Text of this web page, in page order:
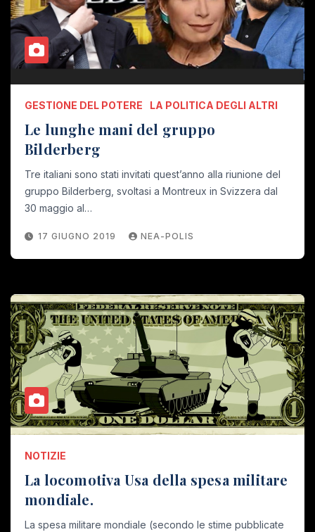
GESTIONE DEL POTERE LA POLITICA DEGLI ALTRI
Le lunghe mani del gruppo
Bilderberg
Tre italiani sono stati invitati quest’anno alla riunione del
gruppo Bilderberg, svoltasi a Montreux in Svizzera dal
30 maggio al…
17 GIUGNO 2019 NEA-POLIS
NOTIZIE
La locomotiva Usa della spesa militare
mondiale.
La spesa militare mondiale (secondo le stime pubblicate